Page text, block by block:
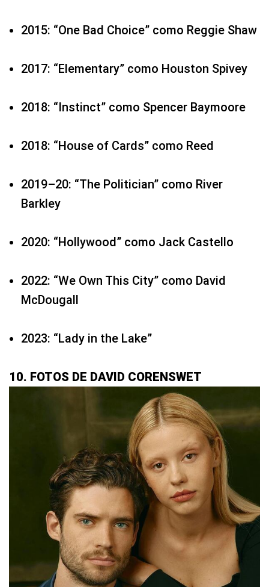
2015: “One Bad Choice” como Reggie Shaw
2017: “Elementary” como Houston Spivey
2018: “Instinct” como Spencer Baymoore
2018: “House of Cards” como Reed
2019–20: “The Politician” como River
Barkley
2020: “Hollywood” como Jack Castello
2022: “We Own This City” como David
McDougall
2023: “Lady in the Lake”
10. FOTOS DE DAVID CORENSWET